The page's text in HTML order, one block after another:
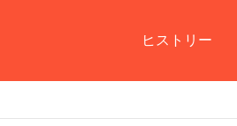
ヒストリー